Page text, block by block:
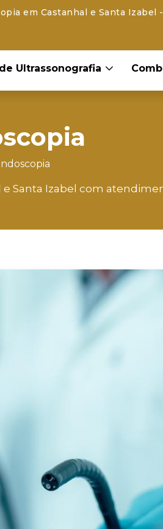
em Castanhal e Santa Izabel
Ultrassonografia
Santa Izabel com